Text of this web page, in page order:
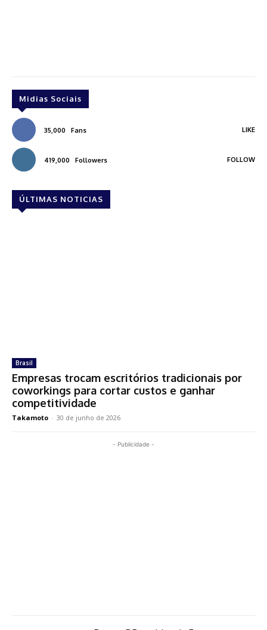
Midias Sociais
35,000 Fans LIKE
419,000 Followers FOLLOW
ÚLTIMAS NOTICIAS
Brasil
Empresas trocam escritórios tradicionais por
coworkings para cortar custos e ganhar
competitividade
Takamoto - 30 de junho de 2026
- Publicidade -